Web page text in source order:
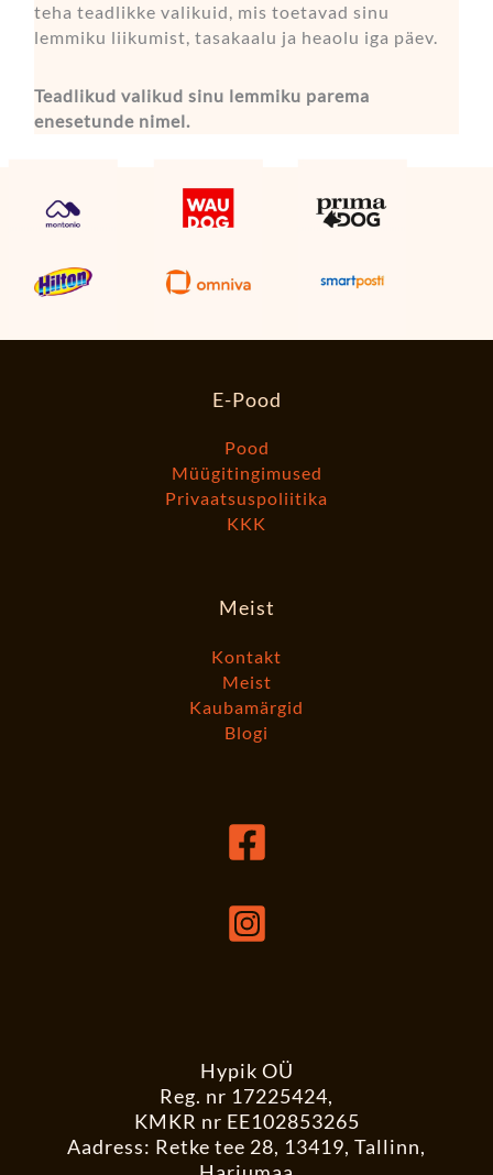
teha teadlikke valikuid, mis toetavad sinu
lemmiku liikumist, tasakaalu ja heaolu iga päev.
Teadlikud valikud sinu lemmiku parema
enesetunde nimel.
E-Pood
Pood
Müügitingimused
Privaatsuspoliitika
KKK
Meist
Kontakt
Meist
Kaubamärgid
Blogi
Hypik OÜ
Reg. nr 17225424,
KMKR nr EE102853265
Aadress: Retke tee 28, 13419, Tallinn,